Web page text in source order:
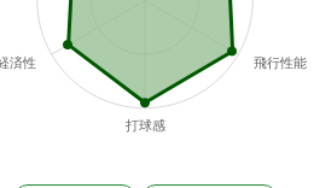
飛行性能
打球感
済性